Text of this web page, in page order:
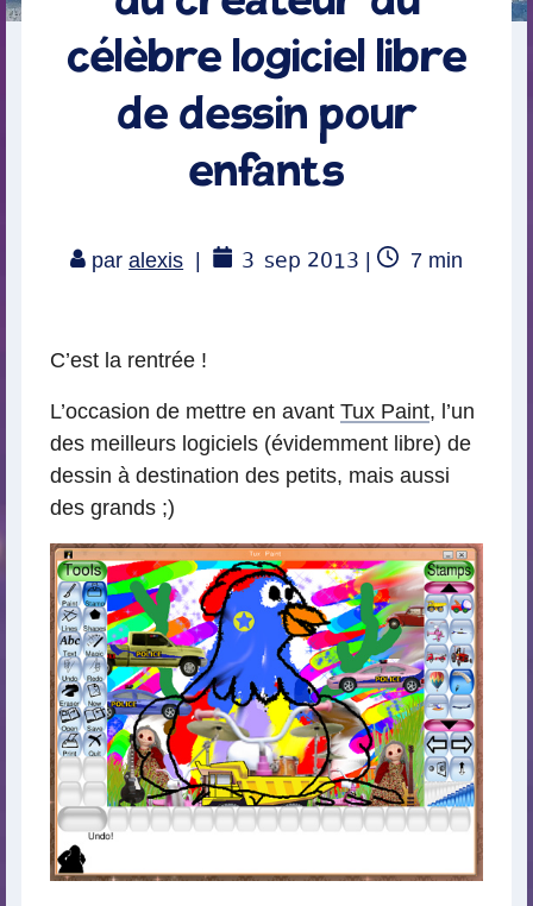
célèbre logiciel libre
de dessin pour
enfants
paralexis 3 sep 2013
Temps
7min
C’est la rentrée !
L’occasion de mettre en avant Tux Paint, l’un
des meilleurs logiciels (évidemment libre) de
dessin à destination des petits, mais aussi
des grands ;)